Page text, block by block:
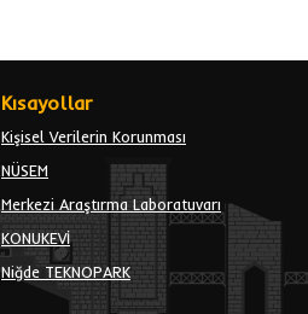
Kısayollar
Kişisel Verilerin Korunması
NÜSEM
Merkezi Araştırma Laboratuvarı
KONUKEVİ
Niğde TEKNOPARK